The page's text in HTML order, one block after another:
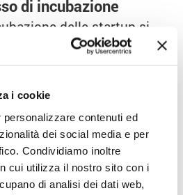
i cookie
contenuti ed
dei social media e per
Condividiamo inoltre
cui utilizza il nostro sito con i
di analisi dei dati web,
di incubazione
delle startup si
La prima fase,
vari servizi per
di nuove imprese.
colloqui di
l’idea
delle idee